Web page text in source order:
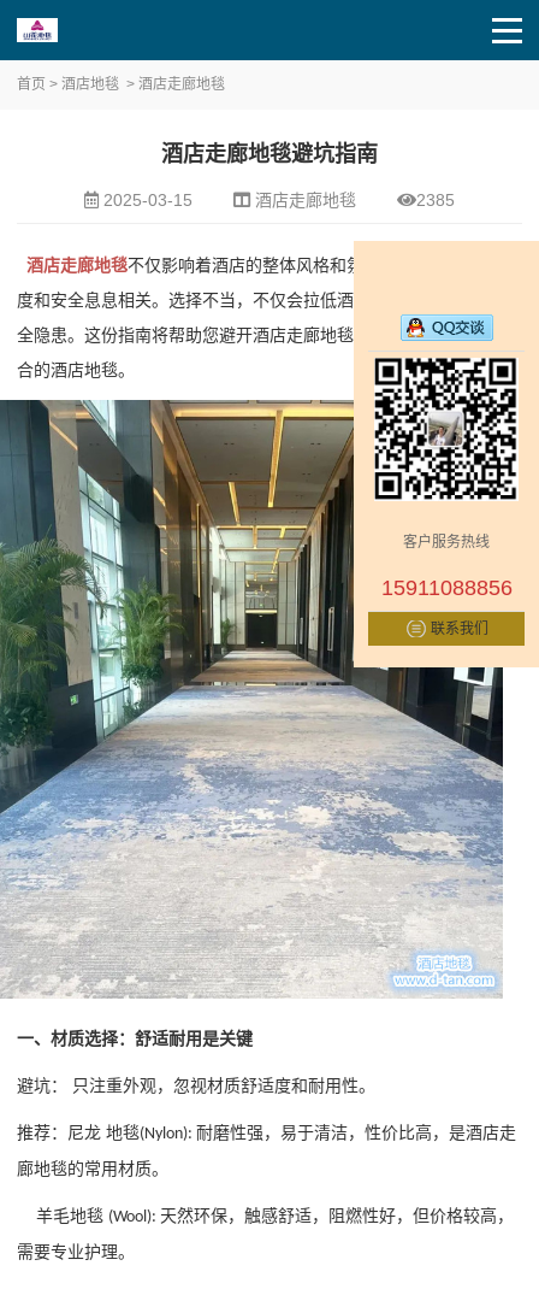
首页 > 酒店地毯 > 酒店走廊地毯
酒店走廊地毯避坑指南
2025-03-15 酒店走廊地毯 2385
酒店走廊地毯不仅影响着酒店的整体风格和氛围，更与客人的舒适
度和安全息息相关。选择不当，不仅会拉低酒店档次，还可能带来安
全隐患。这份指南将帮助您避开酒店走廊地毯的常见“坑”，选到最适
合的酒店地毯。
一、材质选择：舒适耐用是关键
避坑： 只注重外观，忽视材质舒适度和耐用性。
推荐： 尼龙 地毯(Nylon): 耐磨性强，易于清洁，性价比高，是酒店走
廊地毯的常用材质。
羊毛地毯 (Wool): 天然环保，触感舒适，阻燃性好，但价格较高，
需要专业护理。
客户服务热线
15911088856
联系我们